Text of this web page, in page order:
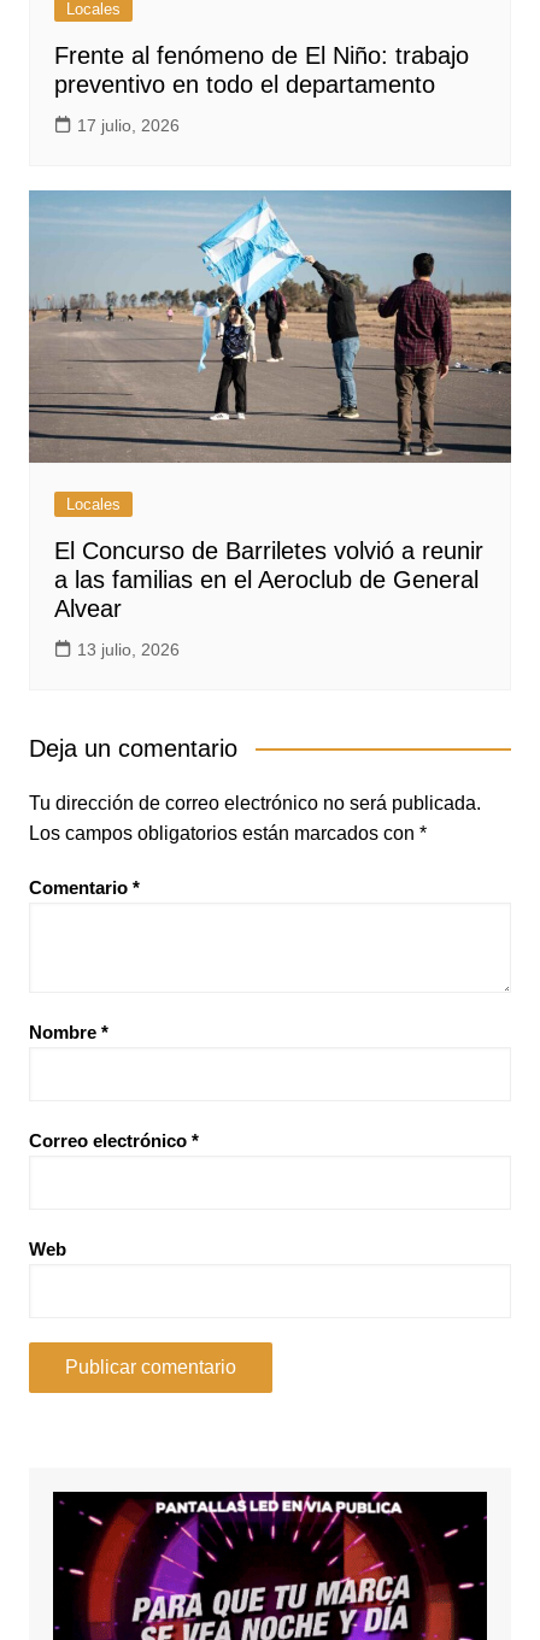
Locales
Frente al fenómeno de El Niño: trabajo
preventivo en todo el departamento
17 julio, 2026
Locales
El Concurso de Barriletes volvió a reunir
a las familias en el Aeroclub de General
Alvear
13 julio, 2026
Deja un comentario
Tu dirección de correo electrónico no será publicada.
Los campos obligatorios están marcados con *
Comentario *
Nombre *
Correo electrónico *
Web